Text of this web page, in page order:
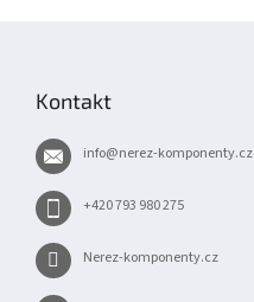
Kontakt
info@nerez-komponenty.cz
+420 793 980 275
Nerez-komponenty.cz